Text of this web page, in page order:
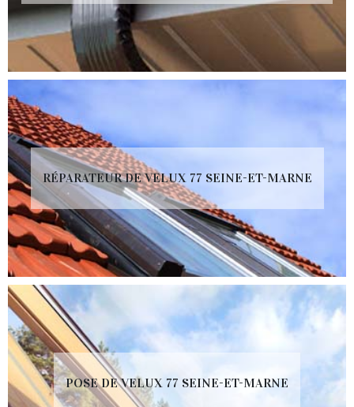
RÉPARATEUR DE VELUX 77 SEINE-ET-MARNE
POSE DE VELUX 77 SEINE-ET-MARNE